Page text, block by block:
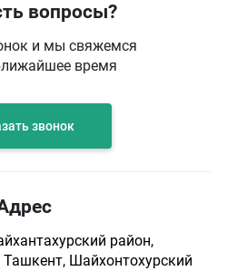
вопросы?
и мы свяжемся
время
звонок
район,
Ташкент, Шайхонтохурский